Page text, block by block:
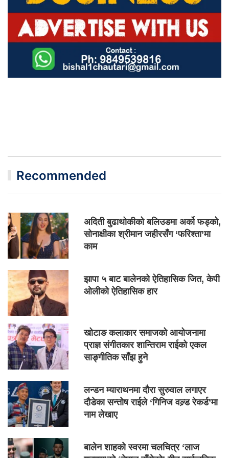
Recommended
अदिती बुढाथोकीको बलिउडमा अर्को फड्को,
सोनाक्षीका श्रीमान जहीरसँग ‘फरिश्ता’मा
काम
झापा ५ बाट बालेनको ऐतिहासिक जित, केपी
ओलीको ऐतिहासिक हार
खोटाङ कलाकार समाजको आयोजनामा
प्राज्ञ संगीतकार शान्तिराम राईको एकल
साङ्गीतिक साँझ हुने
लन्डन म्याराथनमा दौरा सुरुवाल लगाएर
दौडेका सन्तोष राईले ‘गिनिज वल्र्ड रेकर्ड’मा
नाम लेखाए
बालेन शाहको स्वरमा चलचित्र ‘लाज